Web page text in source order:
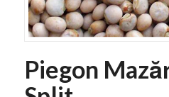
Piegon